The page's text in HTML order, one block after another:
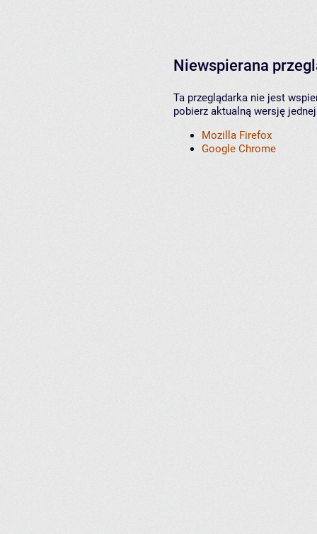
Niewspierana
Ta przeglądarka nie jest
pobierz aktualną wersję
Mozilla Firefox
Google Chrome